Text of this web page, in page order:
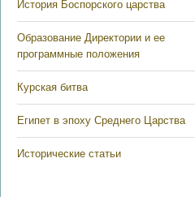
История Боспорского царства
Образование Директории и ее
программные положения
Курская битва
Египет в эпоху Среднего Царства
Исторические статьи